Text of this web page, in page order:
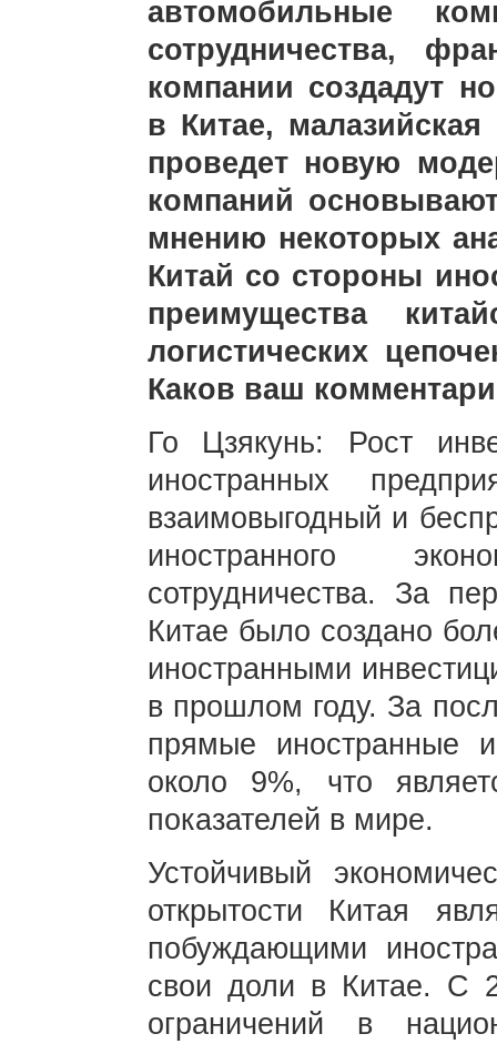
автомобильные
сотрудничества,
компании создадут
в Китае,
проведет новую
компаний
мнению некоторых
Китай со стороны
преимущества
логистических
Каков ваш
Го Цзякунь: Рост
иностранных
взаимовыгодный и
иностранного
сотрудничества. За
Китае было создано
иностранными
в прошлом году. За
прямые иностранные
около 9%, что
показателей в мире.
Устойчивый
открытости Китая
побуждающими
свои доли в Китае. С
ограничений в